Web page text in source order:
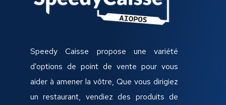
Speedy Caisse propose une variété
d’options de point de vente pour vous
aider à amener la vôtre, Que vous dirigiez
un restaurant, vendiez des produits de